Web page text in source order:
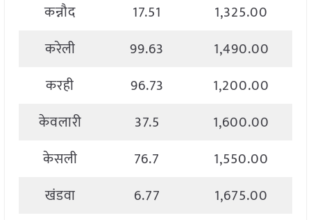
कन्नौद
17.51
1,325.00
करेली
99.63
1,490.00
करही
96.73
1,200.00
केवलारी
37.5
1,600.00
केसली
76.7
1,550.00
खंडवा
6.77
1,675.00